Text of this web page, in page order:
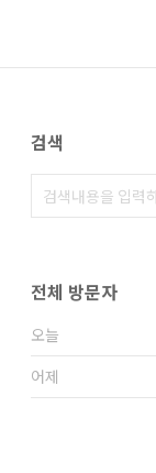
검색
전체 방문자
오늘
어제